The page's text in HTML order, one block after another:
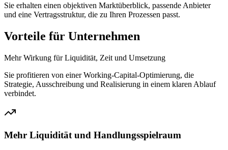
Sie erhalten einen objektiven Marktüberblick, passende Anbieter
und eine Vertragsstruktur, die zu Ihren Prozessen passt.
Vorteile für Unternehmen
Mehr Wirkung für Liquidität, Zeit und Umsetzung
Sie profitieren von einer Working-Capital-Optimierung, die
Strategie, Ausschreibung und Realisierung in einem klaren Ablauf
verbindet.
Mehr Liquidität und Handlungsspielraum